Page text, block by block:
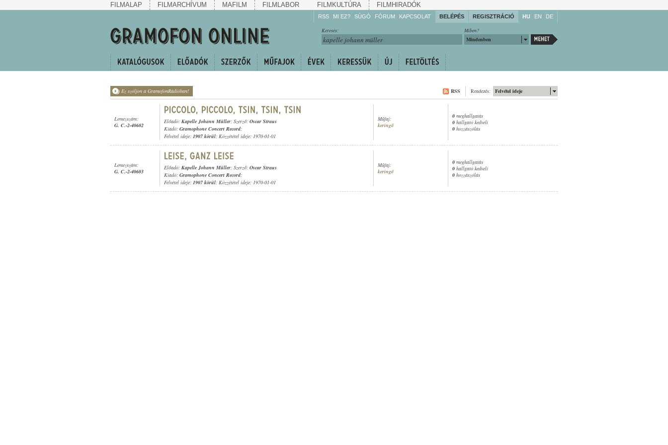
FILMALAP FILMARCHÍVUM MAFILM FILMLABOR FILMKULTÚRA FILMHIRADÓK
RSS MI EZ? SÚGÓ
Gyarapítsa!
Kövesse!
FÓRUM KAPCSOLAT BELÉPÉS REGISZTRÁCIÓ HU EN DE
Miben?
Mindenben
Keresés:
Ez szóljon a GramofonRádióban! Felvétel ideje
Rendezés:
RSS
Lemezszám:
G. C.-2-40602
Előadó: Kapelle Johann Müller; Szerző: Oscar Straus
Kiadó: Gramophone Concert Record;
Felvétel ideje: 1907 körül; Közzététel ideje: 1970-01-01
Műfaj:
keringő
0 meghallgatás
0 hallgató kedveli
0 hozzászólás
Lemezszám:
G. C.-2-40603
Előadó: Kapelle Johann Müller; Szerző: Oscar Straus
Kiadó: Gramophone Concert Record;
Felvétel ideje: 1907 körül; Közzététel ideje: 1970-01-01
Műfaj:
keringő
0 meghallgatás
0 hallgató kedveli
0 hozzászólás